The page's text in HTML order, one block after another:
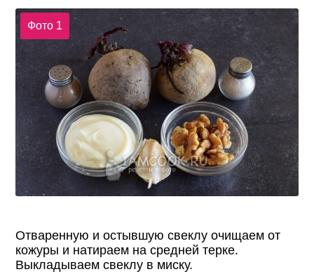
Фото 1
Отваренную и остывшую свеклу очищаем от
кожуры и натираем на средней терке.
Выкладываем свеклу в миску.